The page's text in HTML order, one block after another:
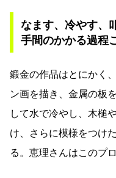
なます、冷やす、
手間のかかる過程
鍛金の作品はとにかく
ン画を描き、金属の板
して水で冷やし、木槌
け、さらに模様をつけ
る。恵理さんはこのプ